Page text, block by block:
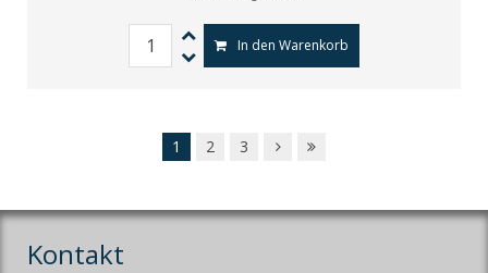
In den Warenkorb
1 2 3
Kontakt